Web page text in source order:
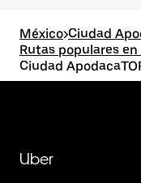
México>Ciudad
Rutas populares
Ciudad
Uber